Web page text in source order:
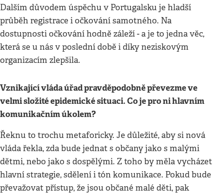
Dalším důvodem úspěchu v Portugalsku je hladší
průběh registrace i očkování samotného. Na
dostupnosti očkování hodně záleží - a je to jedna věc,
která se u nás v poslední době i díky neziskovým
organizacím zlepšila.
Vznikající vláda úřad pravděpodobně převezme ve
velmi složité epidemické situaci. Co je pro ni hlavním
komunikačním úkolem?
Řeknu to trochu metaforicky. Je důležité, aby si nová
vláda řekla, zda bude jednat s občany jako s malými
dětmi, nebo jako s dospělými. Z toho by měla vycházet
hlavní strategie, sdělení i tón komunikace. Pokud bude
převažovat přístup, že jsou občané malé děti, pak